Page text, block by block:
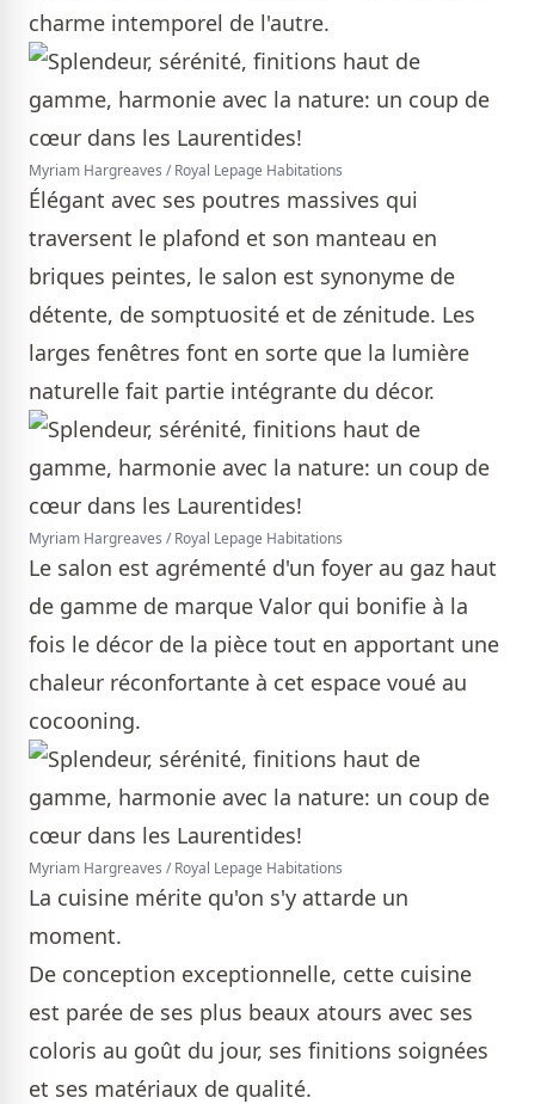
charme intemporel de l'autre.
Myriam Hargreaves / Royal Lepage Habitations
Élégant avec ses poutres massives qui
traversent le plafond et son manteau en
briques peintes, le salon est synonyme de
détente, de somptuosité et de zénitude. Les
larges fenêtres font en sorte que la lumière
naturelle fait partie intégrante du décor.
Myriam Hargreaves / Royal Lepage Habitations
Le salon est agrémenté d'un foyer au gaz haut
de gamme de marque Valor qui bonifie à la
fois le décor de la pièce tout en apportant une
chaleur réconfortante à cet espace voué au
cocooning.
Myriam Hargreaves / Royal Lepage Habitations
La cuisine mérite qu'on s'y attarde un
moment.
De conception exceptionnelle, cette cuisine
est parée de ses plus beaux atours avec ses
coloris au goût du jour, ses finitions soignées
et ses matériaux de qualité.